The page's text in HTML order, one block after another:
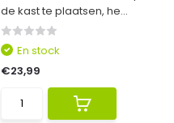
de kast te plaatsen, he...
En stock
€23,99